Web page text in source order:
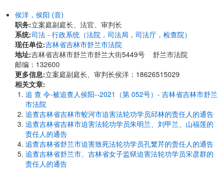
侯洋，侯阳 (音)
职务:立案庭副庭长、法官、审判长
系统:司法 - 行政系统（法院，司法局，司法厅，检查院）
现任单位:吉林省吉林市舒兰市法院
地址:吉林省吉林市舒兰市舒兰大街5449号 舒兰市法院
邮编：132600
更多信息:立案庭副庭长、审判长侯洋：18626515029
相关文章:
追 查 令-被追查人侯阳--2021（第 052号）- 吉林省吉林市舒兰
市法院
追查吉林省吉林市蛟河市迫害法轮功学员邱林的责任人的通告
追查吉林省吉林市迫害法轮功学员朱明兰、刘甲兰、山福莲的
责任人的通告
追查吉林省舒兰市迫害致死法轮功学员孔繁芹的责任人的通告
追查吉林省舒兰市、吉林省女子监狱迫害法轮功学员宋彦群的
责任人的通告